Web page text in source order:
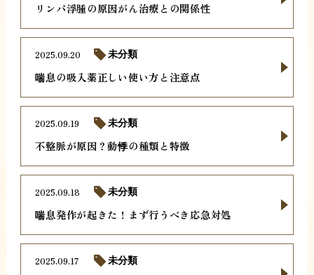
リンパ浮腫の原因がん治療との関係性
喘息の吸入薬正しい使い方と注意点
2025.09.20 未分類
不整脈が原因？動悸の種類と特徴
2025.09.19 未分類
喘息発作が起きた！まず行うべき応急対処
2025.09.18 未分類
2025.09.17 未分類